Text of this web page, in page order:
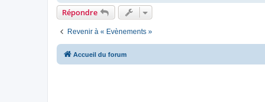
Répondre
Revenir à « Evènements »
Accueil du forum